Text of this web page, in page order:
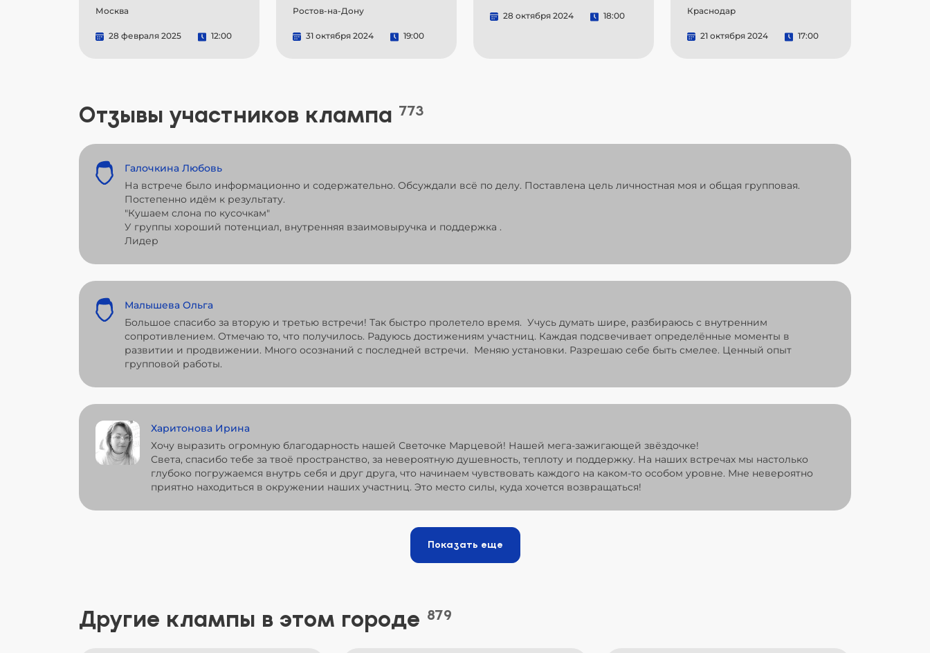
Москва
28 февраля 2025 12:00
Ростов-на-Дону
31 октября 2024 19:00
28 октября 2024 18:00 Краснодар
21 октября 2024 17:00
Отзывы участников клампа 773
Галочкина Любовь
На встрече было информационно и содержательно. Обсуждали всё по делу. Поставлена цель личностная моя и общая групповая.
Постепенно идём к результату.
"Кушаем слона по кусочкам"
У группы хороший потенциал, внутренняя взаимовыручка и поддержка .
Лидер
Малышева Ольга
Большое спасибо за вторую и третью встречи! Так быстро пролетело время. Учусь думать шире, разбираюсь с внутренним
сопротивлением. Отмечаю то, что получилось. Радуюсь достижениям участниц. Каждая подсвечивает определённые моменты в
развитии и продвижении. Много осознаний с последней встречи. Меняю установки. Разрешаю себе быть смелее. Ценный опыт
групповой работы.
Харитонова Ирина
Хочу выразить огромную благодарность нашей Светочке Марцевой! Нашей мега-зажигающей звёздочке!
Света, спасибо тебе за твоё пространство, за невероятную душевность, теплоту и поддержку. На наших встречах мы настолько
глубоко погружаемся внутрь себя и друг друга, что начинаем чувствовать каждого на каком-то особом уровне. Мне невероятно
приятно находиться в окружении наших участниц. Это место силы, куда хочется возвращаться!
Показать еще
Другие клампы в этом городе 879